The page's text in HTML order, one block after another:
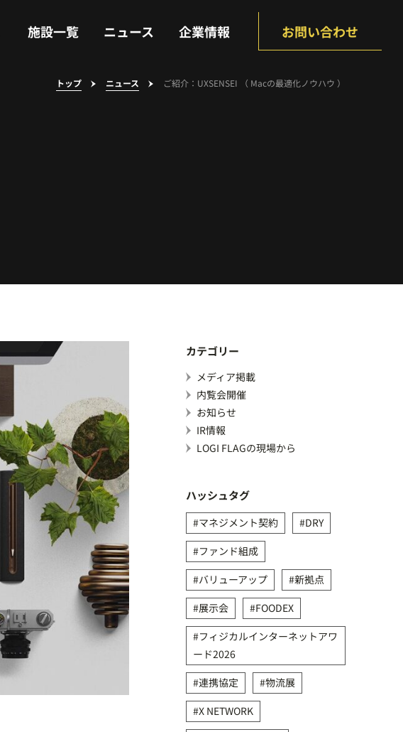
施設一覧 ニュース 企業情報 お問い合わせ
トップ ニュース ご紹介：UXSENSEI （ Macの最適化ノウハウ ）
カテゴリー
メディア掲載
内覧会開催
お知らせ
IR情報
LOGI FLAGの現場から
ハッシュタグ
マネジメント契約
DRY
ファンド組成
バリューアップ
新拠点
展示会
FOODEX
フィジカルインターネットアワ
ード2026
連携協定
物流展
X NETWORK